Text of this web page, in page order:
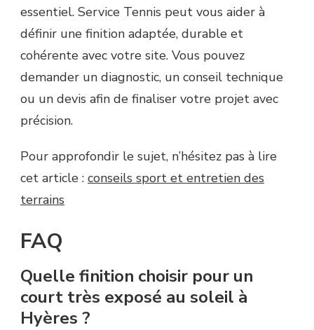
essentiel. Service Tennis peut vous aider à
définir une finition adaptée, durable et
cohérente avec votre site. Vous pouvez
demander un diagnostic, un conseil technique
ou un devis afin de finaliser votre projet avec
précision.
Pour approfondir le sujet, n’hésitez pas à lire
cet article : conseils sport et entretien des
terrains
FAQ
Quelle finition choisir pour un
court très exposé au soleil à
Hyères ?